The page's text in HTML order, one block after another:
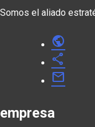
Somos el aliado
public
share
mail
empresa